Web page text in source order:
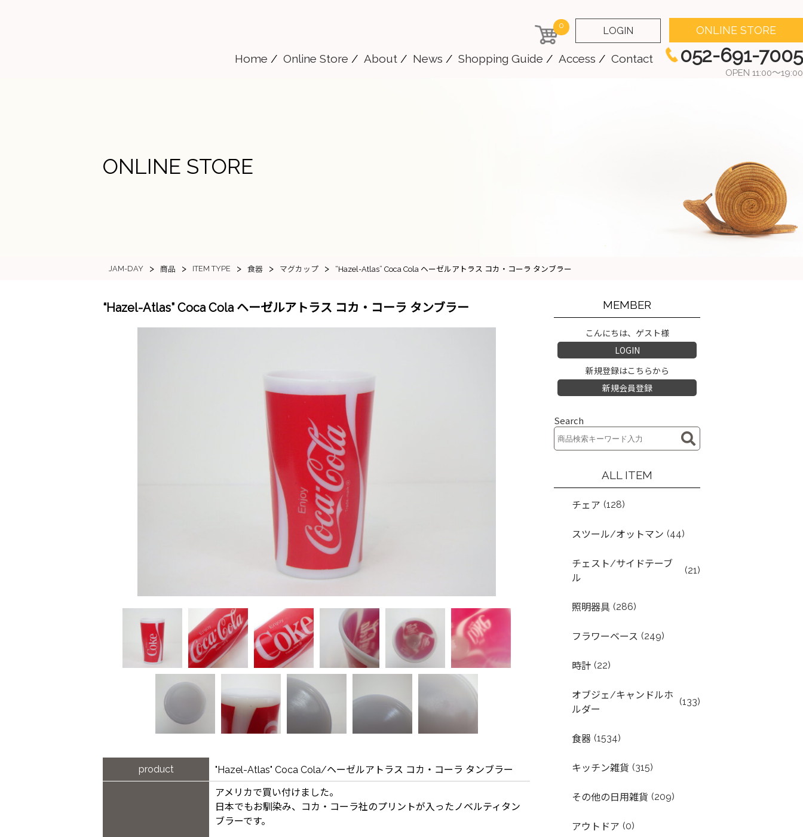
0 LOGIN ONLINE STORE
Home Online Store About News Shopping Guide Access Contact 052-691-7005
OPEN 11:00～19:00
ONLINE STORE
JAM-DAY > 商品 > ITEM TYPE > 食器 > マグカップ > “Hazel-Atlas” Coca Cola ヘーゼルアトラス コカ・コーラ タンブラー
“Hazel-Atlas” Coca Cola ヘーゼルアトラス コカ・コーラ タンブラー
product
"Hazel-Atlas" Coca Cola/ヘーゼルアトラス コカ・コーラ タンブラー
アメリカで買い付けました。
日本でもお馴染み、コカ・コーラ社のプリントが入ったノベルティタン
ブラーです。
MEMBER
こんにちは、ゲスト様
LOGIN
新規登録はこちらから
新規会員登録
Search
ALL ITEM
チェア (128)
スツール/オットマン (44)
チェスト/サイドテーブ
ル
(21)
照明器具 (286)
フラワーベース (249)
時計 (22)
オブジェ/キャンドルホ
ルダー
(133)
食器 (1534)
キッチン雑貨 (315)
その他の日用雑貨 (209)
アウトドア (0)